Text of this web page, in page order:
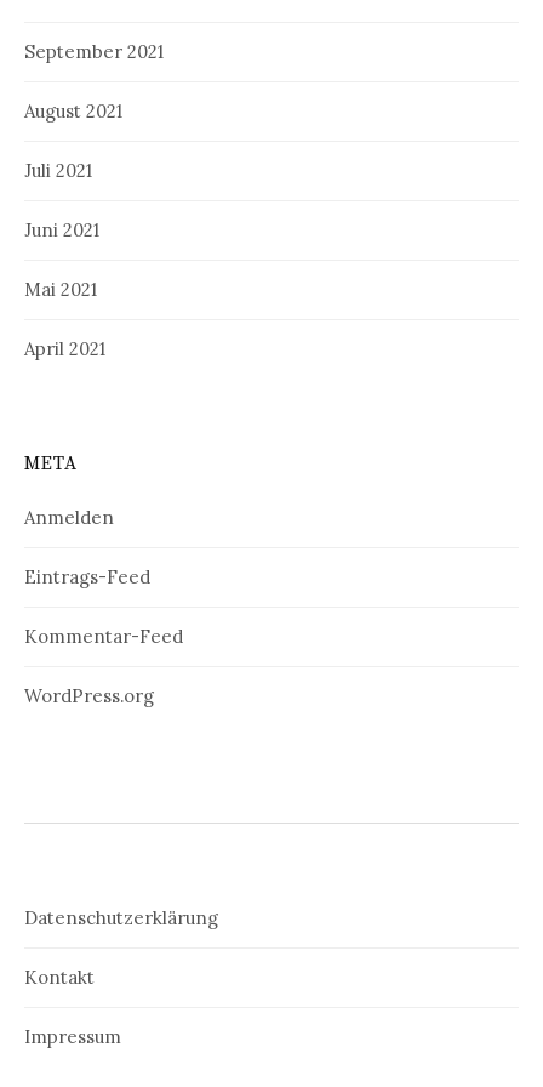
September 2021
August 2021
Juli 2021
Juni 2021
Mai 2021
April 2021
META
Anmelden
Eintrags-Feed
Kommentar-Feed
WordPress.org
Datenschutzerklärung
Kontakt
Impressum